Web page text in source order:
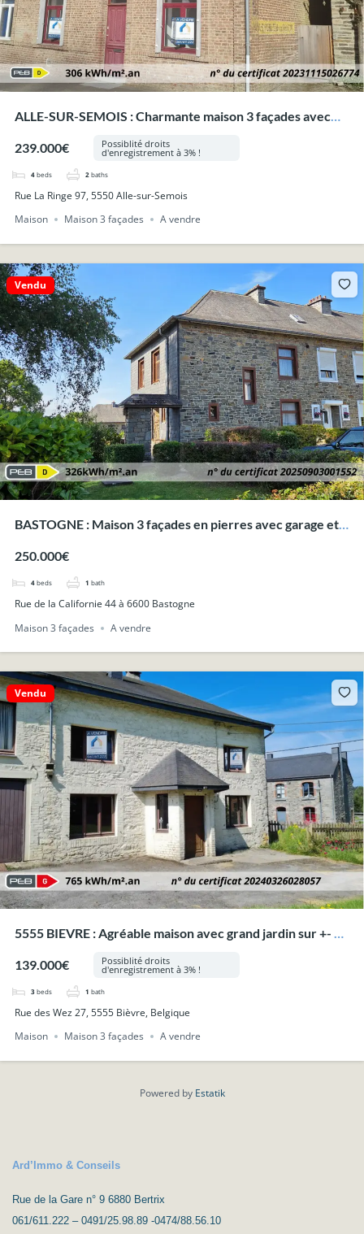
ALLE-SUR-SEMOIS : Charmante maison 3 façades avec
239.000€
Possiblité droits
d'enregistrement à 3% !
4 beds 2 baths
Rue La Ringe 97, 5550 Alle-sur-Semois
Maison
Maison 3 façades A vendre
Vendu
BASTOGNE : Maison 3 façades en pierres avec garage et
250.000€
4 beds 1 bath
Rue de la Californie 44 à 6600 Bastogne
Maison 3 façades
A vendre
Vendu
5555 BIEVRE : Agréable maison avec grand jardin sur +- 6a
139.000€
Possiblité droits
d'enregistrement à 3% !
3 beds 1 bath
Rue des Wez 27, 5555 Bièvre, Belgique
Maison
Maison 3 façades A vendre
Powered by Estatik
Ard’Immo & Conseils
Rue de la Gare n° 9 6880 Bertrix
061/611.222 – 0491/25.98.89 -0474/88.56.10